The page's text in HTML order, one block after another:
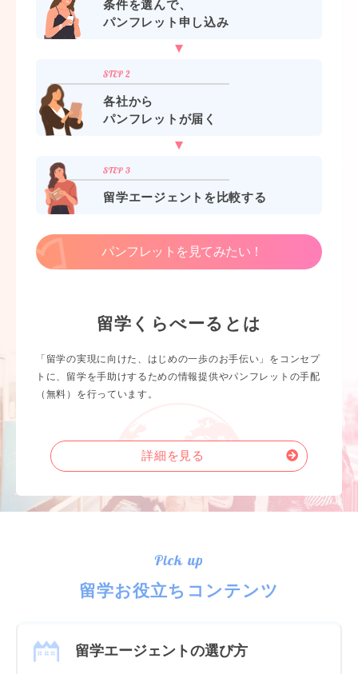
条件を選んで、
パンフレット申し込み
各社から
パンフレットが届く
留学エージェントを比較する
パンフレットを見てみたい！
留学くらべーるとは
「留学の実現に向けた、はじめの一歩のお手伝い」をコンセプ
トに、留学を手助けするための情報提供やパンフレットの手配
（無料）を行っています。
詳細を見る
Pick up
留学お役立ちコンテンツ
留学エージェントの選び方